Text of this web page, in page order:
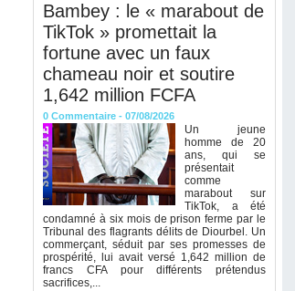
Bambey : le « marabout de
TikTok » promettait la
fortune avec un faux
chameau noir et soutire
1,642 million FCFA
0 Commentaire - 07/08/2026
Un jeune
homme de 20
ans, qui se
présentait
comme
marabout sur
TikTok, a été
condamné à six mois de prison ferme par le
Tribunal des flagrants délits de Diourbel. Un
commerçant, séduit par ses promesses de
prospérité, lui avait versé 1,642 million de
francs CFA pour différents prétendus
sacrifices,...